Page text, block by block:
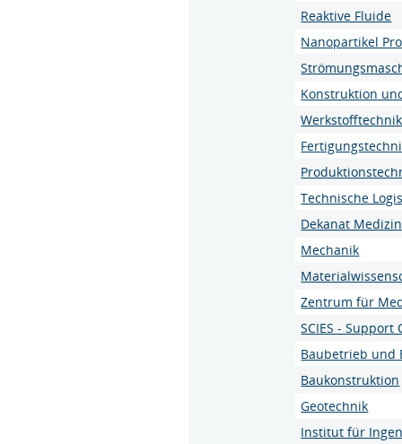
Reaktive Fluide
Nanopartikel
Konstruktion
Werkstofftechnik
Technische
Dekanat Medizin
Mechanik
Zentrum für
SCIES -
Baubetrieb und
Baukonstruktion
Geotechnik
Institut für